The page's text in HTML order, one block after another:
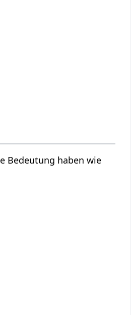
Bedeutung haben wie